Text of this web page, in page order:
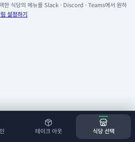
테이크 아웃 식당 선택
한 식당의 메뉴를 Slack · Discord · Teams에서 원하
설정하기